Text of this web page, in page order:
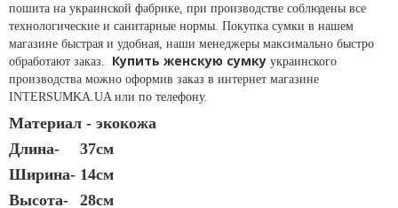
пошита на украинской фабрике, при производстве соблюдены все
технологические и санитарные нормы. Покупка сумки в нашем
магазине быстрая и удобная, наши менеджеры максимально быстро
обработают заказ. Купить женскую сумку украинского
производства можно оформив заказ в интернет магазине
INTERSUMKA.UA или по телефону.
Материал - экокожа
Длина-
37см
Ширина- 14см
Высота-
28см